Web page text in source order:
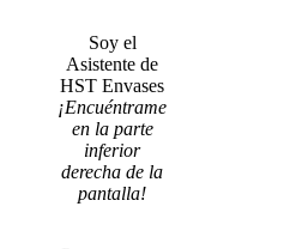
Soy el
Asistente de
HST Envases
¡Encuéntrame
en la parte
inferior
derecha de la
pantalla!